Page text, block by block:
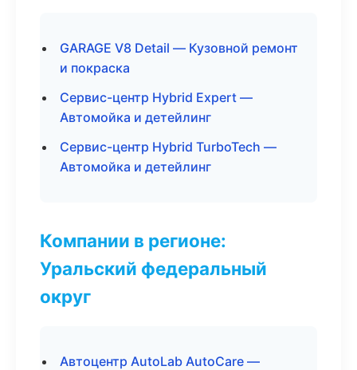
GARAGE V8 Detail — Кузовной ремонт
и покраска
Сервис-центр Hybrid Expert —
Автомойка и детейлинг
Сервис-центр Hybrid TurboTech —
Автомойка и детейлинг
Компании в регионе:
Уральский федеральный
округ
Автоцентр AutoLab AutoCare —